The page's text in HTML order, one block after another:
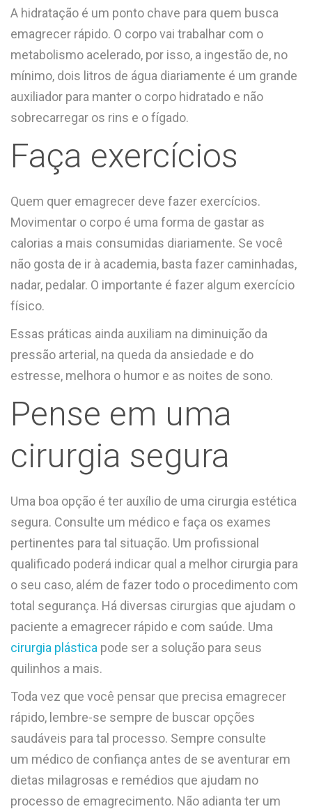
A hidratação é um ponto chave para quem busca
emagrecer rápido. O corpo vai trabalhar com o
metabolismo acelerado, por isso, a ingestão de, no
mínimo, dois litros de água diariamente é um grande
auxiliador para manter o corpo hidratado e não
sobrecarregar os rins e o fígado.
Faça exercícios
Quem quer emagrecer deve fazer exercícios.
Movimentar o corpo é uma forma de gastar as
calorias a mais consumidas diariamente. Se você
não gosta de ir à academia, basta fazer caminhadas,
nadar, pedalar. O importante é fazer algum exercício
físico.
Essas práticas ainda auxiliam na diminuição da
pressão arterial, na queda da ansiedade e do
estresse, melhora o humor e as noites de sono.
Pense em uma
cirurgia segura
Uma boa opção é ter auxílio de uma cirurgia estética
segura. Consulte um médico e faça os exames
pertinentes para tal situação. Um profissional
qualificado poderá indicar qual a melhor cirurgia para
o seu caso, além de fazer todo o procedimento com
total segurança. Há diversas cirurgias que ajudam o
paciente a emagrecer rápido e com saúde. Uma
cirurgia plástica pode ser a solução para seus
quilinhos a mais.
Toda vez que você pensar que precisa emagrecer
rápido, lembre-se sempre de buscar opções
saudáveis para tal processo. Sempre consulte
um médico de confiança antes de se aventurar em
dietas milagrosas e remédios que ajudam no
processo de emagrecimento. Não adianta ter um